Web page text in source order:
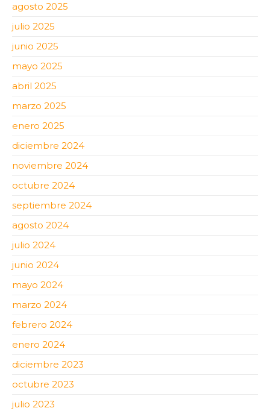
agosto 2025
julio 2025
junio 2025
mayo 2025
abril 2025
marzo 2025
enero 2025
diciembre 2024
noviembre 2024
octubre 2024
septiembre 2024
agosto 2024
julio 2024
junio 2024
mayo 2024
marzo 2024
febrero 2024
enero 2024
diciembre 2023
octubre 2023
julio 2023